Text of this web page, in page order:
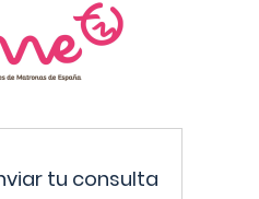
tu consulta